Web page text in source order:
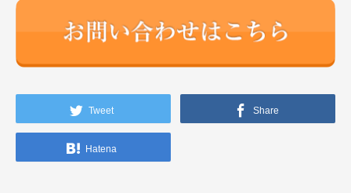
Tweet Share
Hatena